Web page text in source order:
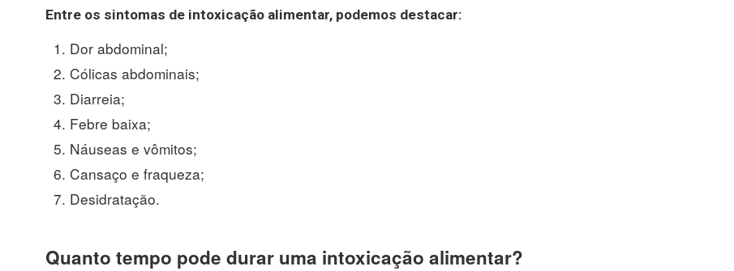
Entre os sintomas de intoxicação alimentar, podemos destacar:
Dor abdominal;
Cólicas abdominais;
Diarreia;
Febre baixa;
Náuseas e vômitos;
Cansaço e fraqueza;
Desidratação.
Quanto tempo pode durar uma intoxicação alimentar?